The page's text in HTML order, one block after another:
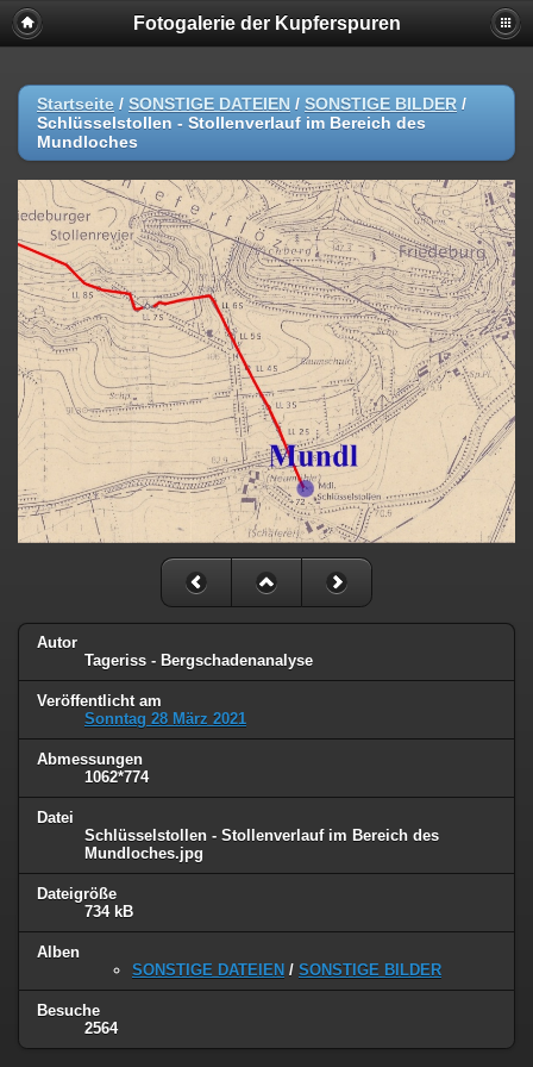
Fotogalerie der Kupferspuren
Startseite / SONSTIGE DATEIEN / SONSTIGE BILDER /
Schlüsselstollen - Stollenverlauf im Bereich des
Mundloches
Autor
Tageriss - Bergschadenanalyse
Veröffentlicht am
Sonntag 28 März 2021
Abmessungen
1062*774
Datei
Schlüsselstollen - Stollenverlauf im Bereich des
Mundloches.jpg
Dateigröße
734 kB
Alben
SONSTIGE DATEIEN / SONSTIGE BILDER
Besuche
2564